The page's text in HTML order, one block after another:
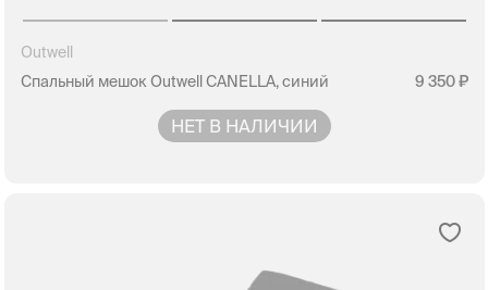
Outwell
Спальный мешок Outwell CANELLA, синий
9 350
НЕТ В НАЛИЧИИ